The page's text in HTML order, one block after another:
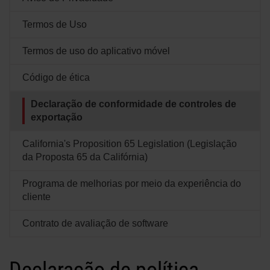
Esqueceu sua senha?
Recursos
Sobre nós
Onde comprar
Termos de Uso
Termos de uso do aplicativo móvel
Código de ética
Declaração de conformidade de controles de
exportação
California's Proposition 65 Legislation (Legislação
da Proposta 65 da Califórnia)
Programa de melhorias por meio da experiência do
cliente
Contrato de avaliação de software